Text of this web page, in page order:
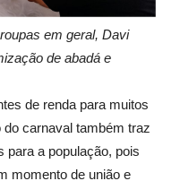
em geral, Davi
de abadá e
de renda para muitos
carnaval também traz
para a população, pois
momento de união e